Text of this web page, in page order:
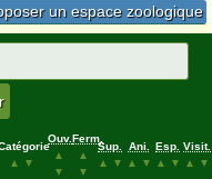
un espace zoologique
▲
▼
Ouv.
▲
▼
Ferm.
▲
▼
Sup.
▲
▼
Ani.
▲
▼
Esp.
▲
▼
Visit.
▲
▼